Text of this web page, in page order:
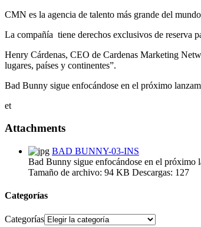
CMN es la agencia de talento más grande del
La compañía tiene derechos exclusivos de reserva
Henry Cárdenas, CEO de Cardenas Marketing
lugares, países y continentes”.
Bad Bunny sigue enfocándose en el próximo
et
Attachments
BAD BUNNY-03-INS
Bad Bunny sigue enfocándose en el próximo
Tamaño de archivo: 94 KB Descargas: 127
Categorías
Categorías